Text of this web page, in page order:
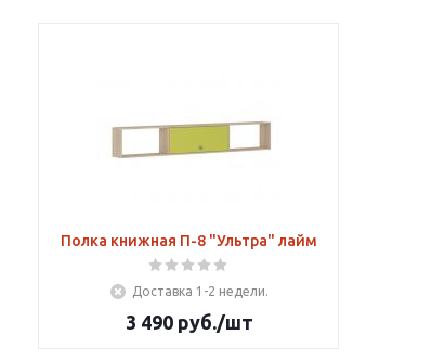
Полка книжная П-8 "Ультра" лайм
Доставка 1-2 недели.
3 490руб./шт